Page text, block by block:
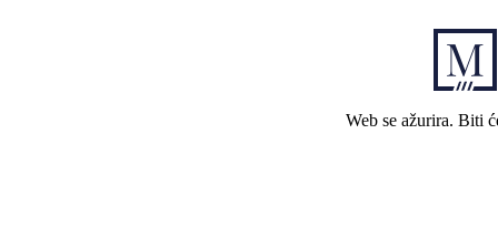
Web se ažurira. Biti